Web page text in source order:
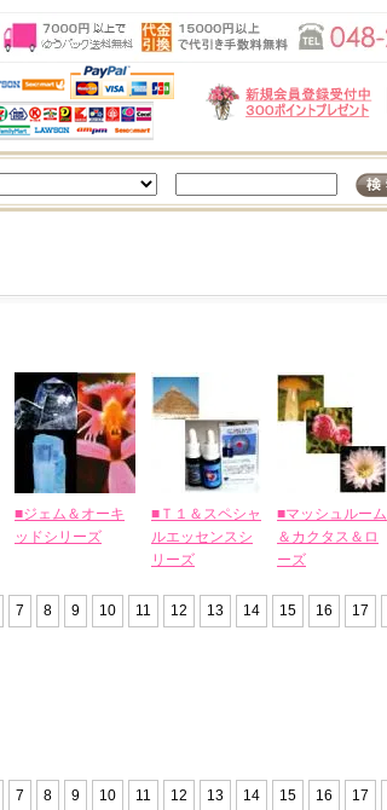
■ジェム＆オーキ
ッドシリーズ
■Ｔ１＆スペシャ
ルエッセンスシ
リーズ
■マッシュルーム
＆カクタス＆ロ
ーズ
7 8 9 10 11 12 13 14 15 16 17
7 8 9 10 11 12 13 14 15 16 17